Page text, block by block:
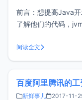
前言：想提高Java
了解他们的代码，
数据类型Java虚拟机
引用类型。基本类型
阅读全文
百度阿里腾讯的
新鲜事儿 2017-11-